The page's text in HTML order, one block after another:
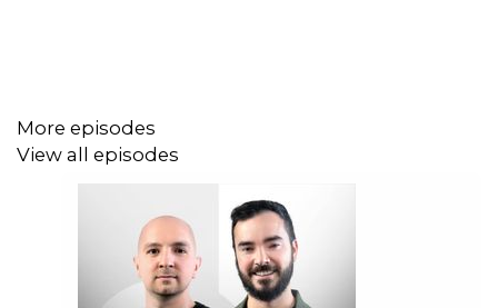
01:22:07 Cierre
More episodes
View all episodes